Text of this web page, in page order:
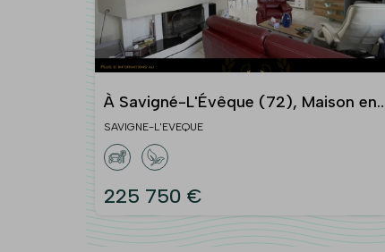
À Savigné-L'Évêque (72), Maison en
vente avec 3 chambres
SAVIGNE-L'EVEQUE
225 750 €